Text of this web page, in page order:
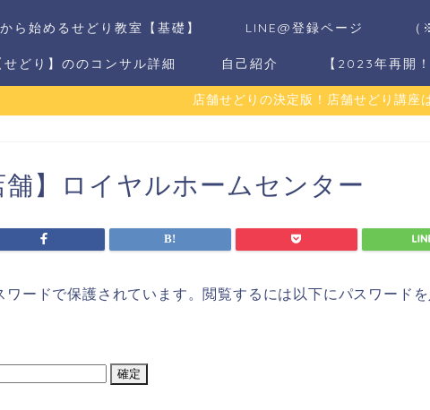
ら始めるせどり教室【基礎】 LINE@登録ページ
せどり】ののコンサル詳細 自己紹介 【2023年再開
店舗せどりの決定版！店舗せどり講座
】ロイヤルホームセンター
ワードで保護されています。閲覧するには以下にパスワードを